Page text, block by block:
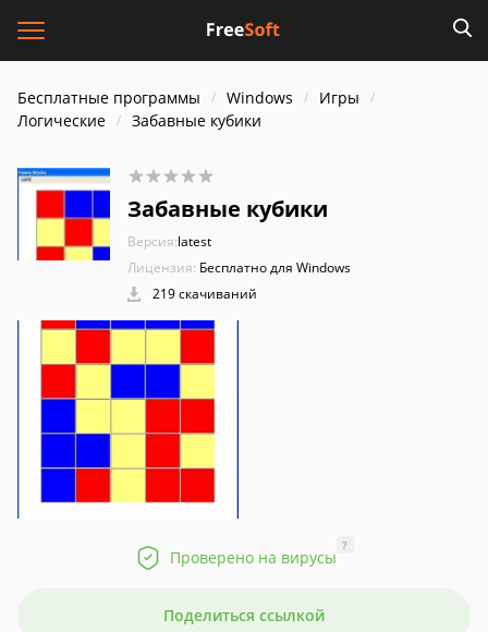
Бесплатные программы Windows
Игры
Логические
Забавные кубики
Забавные кубики
Версия:latest
Лицензия: Бесплатно для Windows
219 скачиваний
Проверено на вирусы
?
Поделиться ссылкой